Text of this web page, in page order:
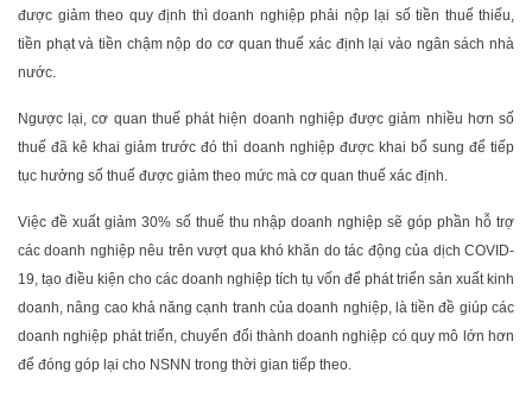
được giảm theo quy định thì doanh nghiệp phải nộp lại số tiền thuế thiếu,
tiền phạt và tiền chậm nộp do cơ quan thuế xác định lại vào ngân sách nhà
nước.
Ngược lại, cơ quan thuế phát hiện doanh nghiệp được giảm nhiều hơn số
thuế đã kê khai giảm trước đó thì doanh nghiệp được khai bổ sung để tiếp
tục hưởng số thuế được giảm theo mức mà cơ quan thuế xác định.
Việc đề xuất giảm 30% số thuế thu nhập doanh nghiệp sẽ góp phần hỗ trợ
các doanh nghiệp nêu trên vượt qua khó khăn do tác động của dịch COVID-
19, tạo điều kiện cho các doanh nghiệp tích tụ vốn để phát triển sản xuất kinh
doanh, nâng cao khả năng cạnh tranh của doanh nghiệp, là tiền đề giúp các
doanh nghiệp phát triển, chuyển đổi thành doanh nghiệp có quy mô lớn hơn
để đóng góp lại cho NSNN trong thời gian tiếp theo.